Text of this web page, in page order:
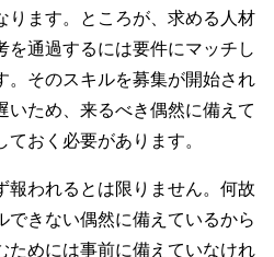
ります。ところが、求める人材
を通過するには要件にマッチし
。そのスキルを募集が開始され
ため、来るべき偶然に備えて
おく必要があります。
報われるとは限りません。何故
できない偶然に備えているから
ためには事前に備えていなけれ